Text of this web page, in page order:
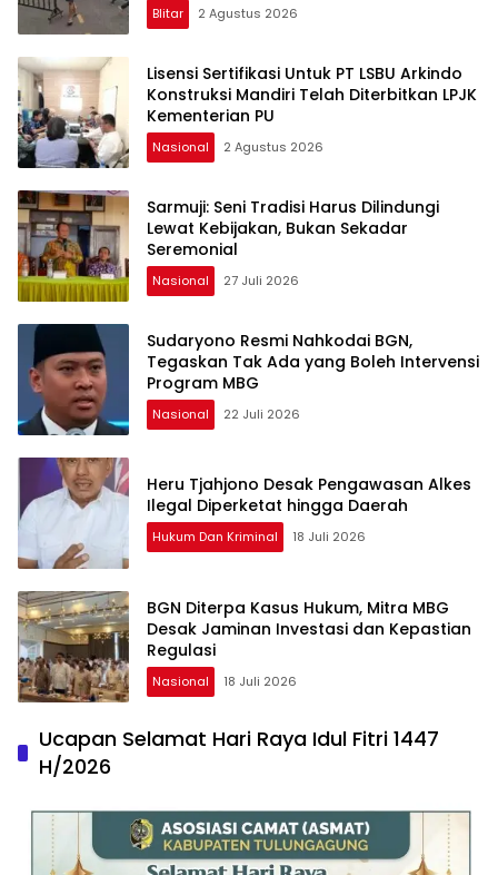
Blitar 2 Agustus 2026
Lisensi Sertifikasi Untuk PT LSBU Arkindo
Konstruksi Mandiri Telah Diterbitkan LPJK
Kementerian PU
Nasional 2 Agustus 2026
Sarmuji: Seni Tradisi Harus Dilindungi
Lewat Kebijakan, Bukan Sekadar
Seremonial
Nasional 27 Juli 2026
Sudaryono Resmi Nahkodai BGN,
Tegaskan Tak Ada yang Boleh Intervensi
Program MBG
Nasional 22 Juli 2026
Heru Tjahjono Desak Pengawasan Alkes
Ilegal Diperketat hingga Daerah
Hukum Dan Kriminal 18 Juli 2026
BGN Diterpa Kasus Hukum, Mitra MBG
Desak Jaminan Investasi dan Kepastian
Regulasi
Nasional 18 Juli 2026
Ucapan Selamat Hari Raya Idul Fitri 1447
H/2026